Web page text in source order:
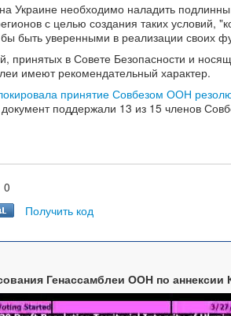
Украине необходимо наладить
с целью создания таких условий,
бы быть уверенными в реализации своих
принятых в Совете Безопасности и
имеют рекомендательный характер.
принятие Совбезом ООН
поддержали 13 из 15 членов
0
Получить код
Генассамблеи ООН по